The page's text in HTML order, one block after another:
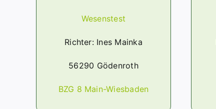
Wesenstest
Richter: Ines Mainka
56290 Gödenroth
BZG 8 Main-Wiesbaden